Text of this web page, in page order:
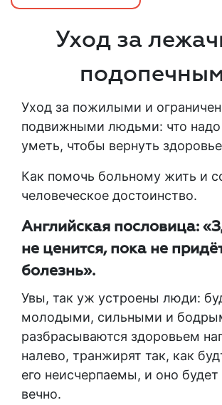
Уход за
Уход за пожилыми и
подвижными людьми: что надо
уметь, чтобы вернуть
Как помочь больному жить и
человеческое достоинство.
Английская пословица:
не ценится, пока не
болезнь».
Увы, так уж устроены люди:
молодыми, сильными и
разбрасываются здоровьем
налево, транжирят так, как
его неисчерпаемы, и оно будет
вечно.